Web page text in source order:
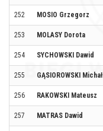
252 MOSIO Grzegorz
253 MOLASY Dorota
254 SYCHOWSKI Dawid
255 GĄSIOROWSKI Michał
256 RAKOWSKI Mateusz
257 MATRAS Dawid